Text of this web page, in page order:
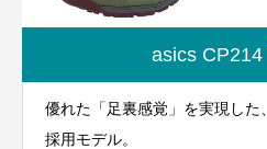
asics
優れた「足裏感覚」を実現し
採用モデル。